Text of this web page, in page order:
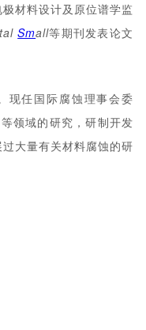
材料设计及原位谱学监
Small等期刊发表论文
现任国际腐蚀理事会委
领域的研究，研制开发
大量有关材料腐蚀的研